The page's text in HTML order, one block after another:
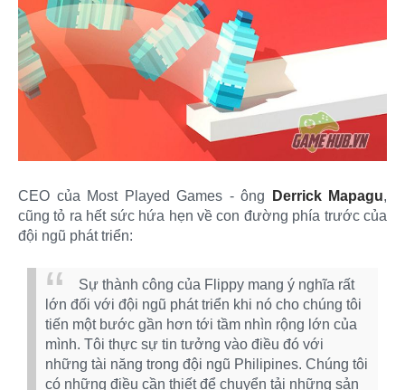
CEO của Most Played Games - ông Derrick Mapagu,
cũng tỏ ra hết sức hứa hẹn về con đường phía trước của
đội ngũ phát triển:
Sự thành công của Flippy mang ý nghĩa rất
lớn đối với đội ngũ phát triển khi nó cho chúng tôi
tiến một bước gần hơn tới tầm nhìn rộng lớn của
mình. Tôi thực sự tin tưởng vào điều đó với
những tài năng trong đội ngũ Philipines. Chúng tôi
có những điều cần thiết để chuyển tải những sản